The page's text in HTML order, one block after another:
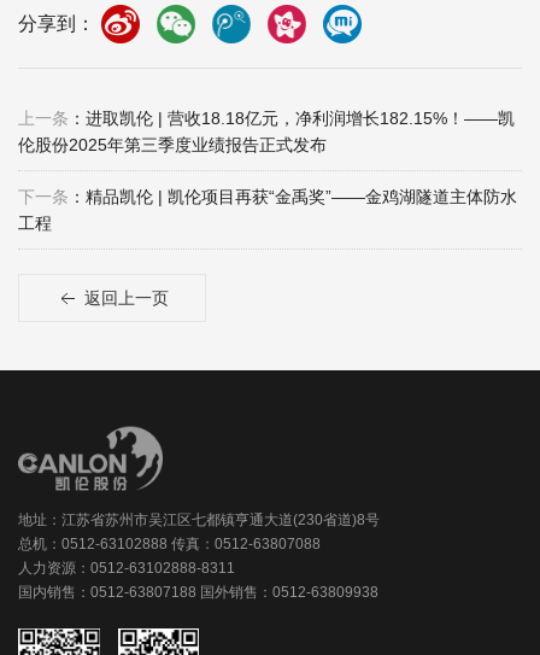
分享到：
上一条 ：进取凯伦 | 营收18.18亿元，净利润增长182.15%！——凯
伦股份2025年第三季度业绩报告正式发布
下一条 ：精品凯伦 | 凯伦项目再获“金禹奖”——金鸡湖隧道主体防水
工程
返回上一页
地址：江苏省苏州市吴江区七都镇亨通大道(230省道)8号
总机：0512-63102888 传真：0512-63807088
人力资源：0512-63102888-8311
国内销售：0512-63807188 国外销售：0512-63809938